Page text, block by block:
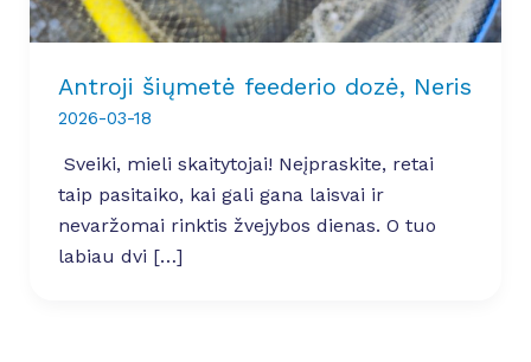
Antroji šiųmetė feederio dozė, Neris
2026-03-18
Sveiki, mieli skaitytojai! Neįpraskite, retai
taip pasitaiko, kai gali gana laisvai ir
nevaržomai rinktis žvejybos dienas. O tuo
labiau dvi […]